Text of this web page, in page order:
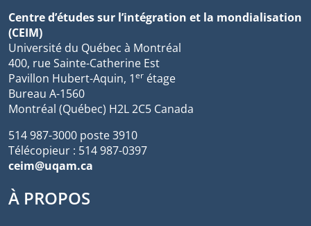
Centre d’études sur l’intégration et la mondialisation
(CEIM)
Université du Québec à Montréal
400, rue Sainte-Catherine Est
Pavillon Hubert-Aquin, 1er étage
Bureau A-1560
Montréal (Québec) H2L 2C5 Canada
514 987-3000 poste 3910
Télécopieur : 514 987-0397
ceim@uqam.ca
À PROPOS